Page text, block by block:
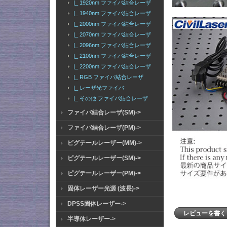
|_ 1920nm ファイバ結合レーザ
|_ 1940nm ファイバ結合レーザ
|_ 2000nm ファイバ結合レーザ
|_ 2070nm ファイバ結合レーザ
|_ 2096nm ファイバ結合レーザ
|_ 2100nm ファイバ結合レーザ
|_ 2200nm ファイバ結合レーザ
|_ RGB ファイバ結合レーザ
|_ レーザ光ファイバ
|_ その他 ファイバ結合レーザ
ファイバ結合レーザ(SM)->
ファイバ結合レーザ(PM)->
ピグテールレーザー(MM)->
ピグテールレーザー(SM)->
ピグテールレーザー(PM)->
固体レーザー光源 (波長)->
DPSS固体レーザー->
半導体レーザー->
レビューを書